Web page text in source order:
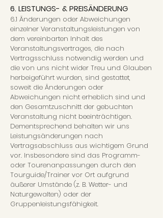
6. LEISTUNGS- & PREISÄNDERUNG
6.1 Änderungen oder Abweichungen
einzelner Veranstaltungsleistungen von
dem vereinbarten Inhalt des
Veranstaltungsvertrages, die nach
Vertragsschluss notwendig werden und
die von uns nicht wider Treu und Glauben
herbeigeführt wurden, sind gestattet,
soweit die Änderungen oder
Abweichungen nicht erheblich sind und
den Gesamtzuschnitt der gebuchten
Veranstaltung nicht beeinträchtigen.
Dementsprechend behalten wir uns
Leistungsänderungen nach
Vertragsabschluss aus wichtigem Grund
vor. Insbesondere sind das Programm-
oder Tourenanpassungen durch den
Tourguide/Trainer vor Ort aufgrund
äußerer Umstände (z. B. Wetter- und
Naturgewalten) oder der
Gruppenleistungsfähigkeit.